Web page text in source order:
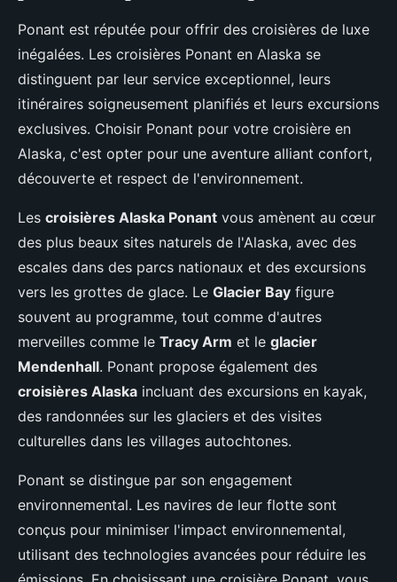
Ponant est réputée pour offrir des croisières de luxe
inégalées. Les croisières Ponant en Alaska se
distinguent par leur service exceptionnel, leurs
itinéraires soigneusement planifiés et leurs excursions
exclusives. Choisir Ponant pour votre croisière en
Alaska, c'est opter pour une aventure alliant confort,
découverte et respect de l'environnement.
Les croisières Alaska Ponant vous amènent au cœur
des plus beaux sites naturels de l'Alaska, avec des
escales dans des parcs nationaux et des excursions
vers les grottes de glace. Le Glacier Bay figure
souvent au programme, tout comme d'autres
merveilles comme le Tracy Arm et le glacier
Mendenhall. Ponant propose également des
croisières Alaska incluant des excursions en kayak,
des randonnées sur les glaciers et des visites
culturelles dans les villages autochtones.
Ponant se distingue par son engagement
environnemental. Les navires de leur flotte sont
conçus pour minimiser l'impact environnemental,
utilisant des technologies avancées pour réduire les